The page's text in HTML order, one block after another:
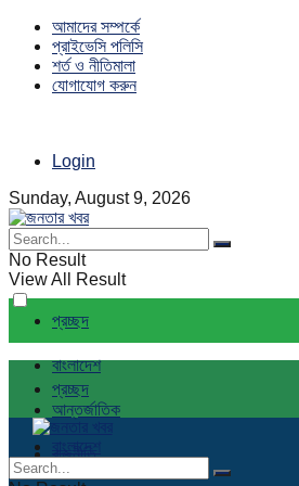
আমাদের সম্পর্কে
প্রাইভেসি পলিসি
শর্ত ও নীতিমালা
যোগাযোগ করুন
Login
Sunday, August 9, 2026
No Result
View All Result
প্রচ্ছদ
বাংলাদেশ
আন্তর্জাতিক
রাজনীতি
প্রচ্ছদ
বাংলাদেশ